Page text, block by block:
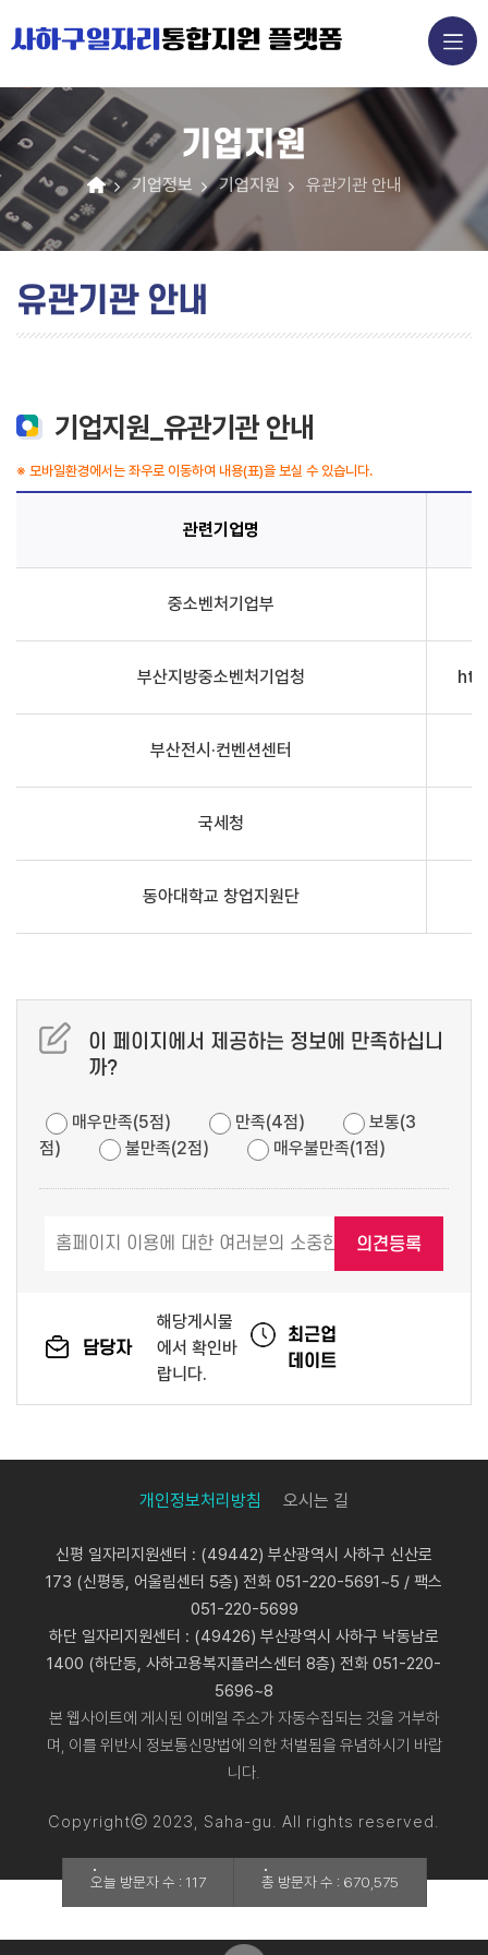
사하구일자리통합지원 플랫폼
기업지원
기업정보 기업지원 유관기관 안내
유관기관 안내
기업지원_유관기관 안내
※ 모바일환경에서는 좌우로 이동하여 내용(표)을 보실 수 있습니다.
관련기업명
중소벤처기업부
부산지방중소벤처기업청
부산전시·컨벤션센터
국세청
동아대학교 창업지원단
이 페이지에서 제공하는 정보에 만족하십니
까?
매우만족(5점) 만족(4점)
점)
불만족(2점) 매우불만족(1점)
담당자
해당게시물
에서 확인바
랍니다.
최근업
데이트
개인정보처리방침 오시는 길
신평 일자리지원센터 : (49442) 부산광역시 사하구 신산로
173 (신평동, 어울림센터 5층) 전화 051-220-5691~5 / 팩스
051-220-5699
하단 일자리지원센터 : (49426) 부산광역시 사하구 낙동남로
1400 (하단동, 사하고용복지플러스센터 8층) 전화 051-220-
5696~8
본 웹사이트에 게시된 이메일 주소가 자동수집되는 것을 거부하
며, 이를 위반시 정보통신망법에 의한 처벌됨을 유념하시기 바랍
니다.
Copyrightⓒ 2023, Saha-gu. All rights reserved.
오늘 방문자 수 : 117 총 방문자 수 : 670,575